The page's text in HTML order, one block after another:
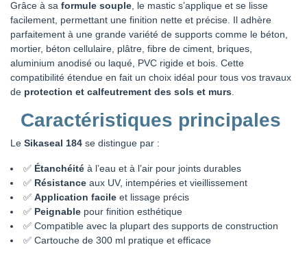
Grâce à sa formule souple , le mastic s’applique et se lisse
facilement, permettant une finition nette et précise. Il adhère
parfaitement à une grande variété de supports comme le béton,
mortier, béton cellulaire, plâtre, fibre de ciment, briques,
aluminium anodisé ou laqué, PVC rigide et bois. Cette
compatibilité étendue en fait un choix idéal pour tous vos travaux
de protection et calfeutrement des sols et murs
Caractéristiques principales
Le Sikaseal 184 se distingue par :
✅ Étanchéité à l’eau et à l’air pour joints durables
✅ Résistance aux UV, intempéries et vieillissement
✅ Application facile et lissage précis
✅ Peignable pour finition esthétique
✅ Compatible avec la plupart des supports de construction
✅ Cartouche de 300 ml pratique et efficace